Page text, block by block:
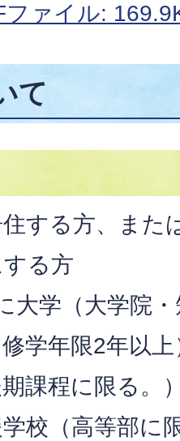
ファイル:
て
する方、また
る方
大学（大学院
学年限2年以
課程に限る。
校（高等部に